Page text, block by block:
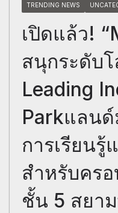
TRENDING NEWS
เปิดแล้ว!
สนุกระดับ
Leading
Parkแลน
การเรียนรู้
สำหรับคร
ชั้น 5 สยา